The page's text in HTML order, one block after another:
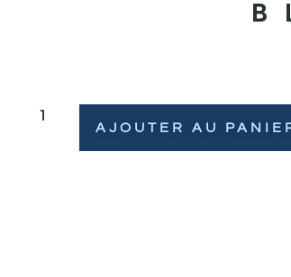
AJOUTER AU